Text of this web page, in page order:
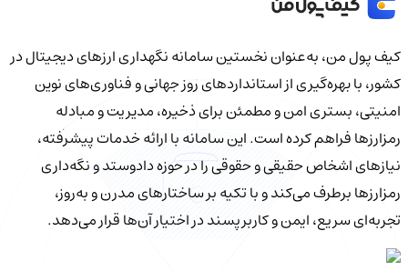
کیف‌ پول من، به‌عنوان نخستین سامانه نگهداری ارزهای دیجیتال در
کشور، با بهره‌گیری از استانداردهای روز جهانی و فناوری‌های نوین
امنیتی، بستری امن و مطمئن برای ذخیره، مدیریت و مبادله
رمزارزها فراهم کرده است. این سامانه با ارائه خدمات پیشرفته،
نیازهای اشخاص حقیقی و حقوقی را در حوزه دادوستد و نگه‌داری
رمزارزها برطرف می‌کند و با تکیه بر ساختارهای مدرن و به‌روز،
تجربه‌ای سریع، ایمن و کاربرپسند در اختیار آن‌ها قرار می‌دهد.